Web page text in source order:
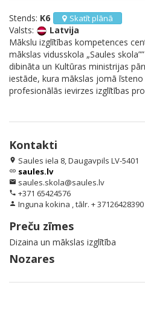
Stends: K6 Skatīt plānā
Valsts:
Latvija
Mākslu izglītības kompetences
mākslas vidusskola „Saules
dibināta un Kultūras ministrijas
iestāde, kura mākslas jomā
profesionālās ievirzes izglītības
Kontakti
location_on Saules iela 8, Daugavpils LV-5401
link saules.lv
email saules.skola@saules.lv
phone +371 65424576
person Inguna kokina , tālr. + 37126428390
Preču zīmes
Dizaina un mākslas izglītība
Nozares